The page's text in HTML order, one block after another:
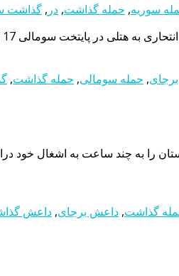
سوریه, حمله گذاشت, در , گذاشت
, حمله سومالی, حمله گذاشت,
کابل، بیمارستان را به چند ساعت به اشغال
گذاشت, داعش برجای, داعش